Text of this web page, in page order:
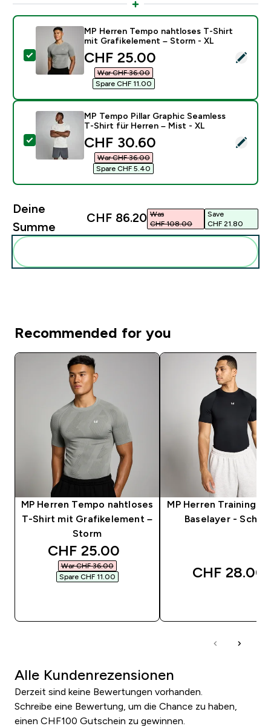
Dieses Produkt ausw�hlen - MP Herren Tempo
MP Herren Tempo nahtloses T-Shirt
mit Grafikelement – Storm - XL
discounted price
CHF 25.00‎
War CHF 36.00‎
Spare CHF 11.00‎
Dieses Produkt ausw�hlen - MP Tempo Pillar
MP Tempo Pillar Graphic Seamless
T-Shirt für Herren – Mist - XL
discounted price
CHF 30.60‎
War CHF 36.00‎
Spare CHF 5.40‎
Deine
Summe
CHF 86.20‎ Was
CHF 108.00‎
Save
CHF 21.80‎
Recommended for you
MP Herren Tempo nahtloses
T-Shirt mit Grafikelement –
Storm
discounted price
CHF 25.00‎
War CHF 36.00‎
Spare CHF 11.00‎
MP Herren Training
Baselayer -
CHF 28.00‎
Alle Kundenrezensionen
Derzeit sind keine Bewertungen vorhanden.
Schreibe eine Bewertung, um die Chance zu haben,
einen CHF100 Gutschein zu gewinnen.